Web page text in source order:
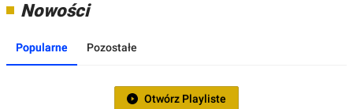
Nowości
Popularne Pozostałe
Otwórz Playliste